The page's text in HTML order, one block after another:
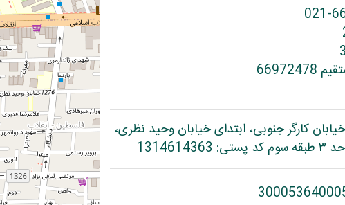
کارگر جنوبی، ابتدای خیابان وحید نظری،